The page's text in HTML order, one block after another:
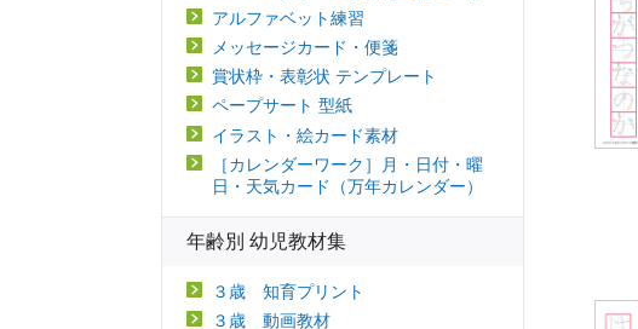
アルファベット練習
メッセージカード・便箋
賞状枠・表彰状 テンプレート
ペープサート 型紙
イラスト・絵カード素材
［カレンダーワーク］月・日付・曜
日・天気カード（万年カレンダー）
年齢別 幼児教材集
３歳 知育プリント
３歳 動画教材